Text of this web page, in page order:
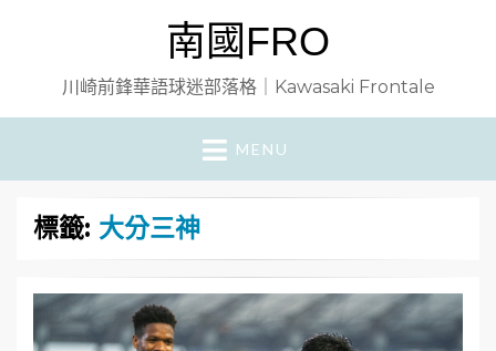
南國FRO
川崎前鋒華語球迷部落格｜Kawasaki Frontale
MENU
標籤: 大分三神